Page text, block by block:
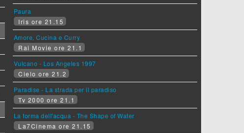
Paura
Iris ore 21.15
Amore, Cucina e Curry
Rai Movie ore 21.1
Vulcano - Los Angeles 1997
Cielo ore 21.2
Paradise - La strada per il paradiso
Tv 2000 ore 21.1
La forma dell'acqua - The Shape of Water
La7Cinema ore 21.15